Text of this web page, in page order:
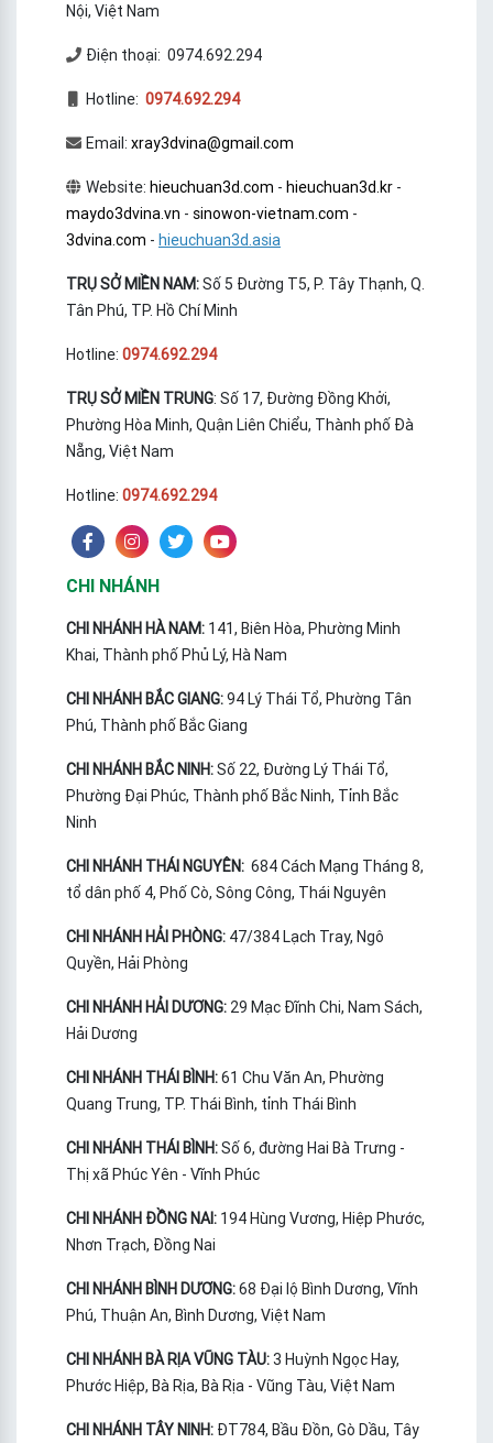
Nội, Việt Nam
Điện thoại: 0974.692.294
Hotline: 0974.692.294
Email: xray3dvina@gmail.com
Website: hieuchuan3d.com - hieuchuan3d.kr-
maydo3dvina.vn - sinowon-vietnam.com -
3dvina.com - hieuchuan3d.asia
TRỤ SỞ MIỀN NAM:Số 5 Đường T5, P. Tây Thạnh, Q.
Tân Phú, TP. Hồ Chí Minh
Hotline: 0974.692.294
TRỤ SỞ MIỀN TRUNG: Số 17, Đường Đồng Khởi,
Phường Hòa Minh, Quận Liên Chiểu, Thành phố Đà
Nẵng, Việt Nam
Hotline: 0974.692.294
CHI NHÁNH
CHI NHÁNH HÀ NAM: 141, Biên Hòa, Phường Minh
Khai, Thành phố Phủ Lý, Hà Nam
CHI NHÁNH BẮC GIANG:94 Lý Thái Tổ, Phường Tân
Phú, Thành phố Bắc Giang
CHI NHÁNH BẮC NINH:Số 22, Đường Lý Thái Tổ,
Phường Đại Phúc, Thành phố Bắc Ninh, Tỉnh Bắc
Ninh
CHI NHÁNH THÁI NGUYÊN: 684 Cách Mạng Tháng 8,
tổ dân phố 4, Phố Cò, Sông Công, Thái Nguyên
CHI NHÁNH HẢI PHÒNG: 47/384 Lạch Tray, Ngô
Quyền, Hải Phòng
CHI NHÁNH HẢI DƯƠNG: 29 Mạc Đĩnh Chi, Nam Sách,
Hải Dương
CHI NHÁNH THÁI BÌNH:61 Chu Văn An, Phường
Quang Trung, TP. Thái Bình, tỉnh Thái Bình
CHI NHÁNH THÁI BÌNH:Số 6, đường Hai Bà Trưng -
Thị xã Phúc Yên - Vĩnh Phúc
CHI NHÁNH ĐỒNG NAI: 194 Hùng Vương, Hiệp Phước,
Nhơn Trạch, Đồng Nai
CHI NHÁNH BÌNH DƯƠNG:68 Đại lộ Bình Dương, Vĩnh
Phú, Thuận An, Bình Dương, Việt Nam
CHI NHÁNH BÀ RỊA VŨNG TÀU:3 Huỳnh Ngọc Hay,
Phước Hiệp, Bà Rịa, Bà Rịa - Vũng Tàu, Việt Nam
CHI NHÁNH TÂY NINH: ĐT784, Bầu Đồn, Gò Dầu, Tây